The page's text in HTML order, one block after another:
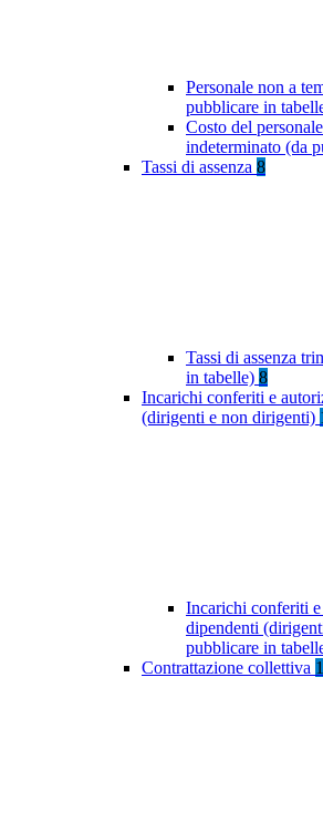
Personale non a
pubblicare in
Costo del
indeterminato (da
Tassi di assenza 8
Tassi di assenza
in tabelle) 8
Incarichi conferiti e
(dirigenti e non dirigenti)
Incarichi conferiti
dipendenti
pubblicare in
Contrattazione collettiva 1